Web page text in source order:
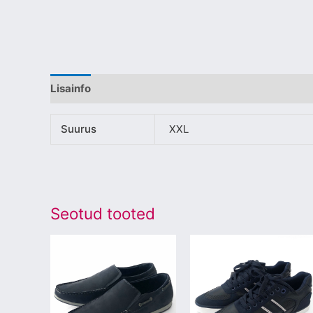
Lisainfo
Suurus XXL
Seotud tooted
tootel
on
mitu
tootel
on
mitu